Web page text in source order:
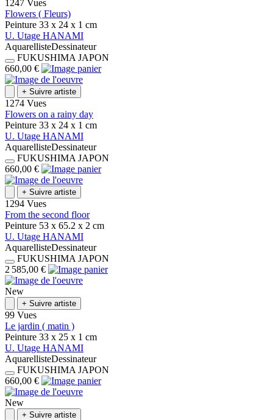
1247 Vues
Flowers ( Fleurs)
Peinture 33 x 24 x 1 cm
U. Utage HANAMI
AquarellisteDessinateur
FUKUSHIMA JAPON
660,00 €
+ Suivre artiste
1274 Vues
Flowers on a rainy day
Peinture 33 x 24 x 1 cm
U. Utage HANAMI
AquarellisteDessinateur
FUKUSHIMA JAPON
660,00 €
+ Suivre artiste
1294 Vues
From the second floor
Peinture 53 x 65.2 x 2 cm
U. Utage HANAMI
AquarellisteDessinateur
FUKUSHIMA JAPON
2 585,00 €
New
+ Suivre artiste
99 Vues
Le jardin ( matin )
Peinture 33 x 25 x 1 cm
U. Utage HANAMI
AquarellisteDessinateur
FUKUSHIMA JAPON
660,00 €
New
+ Suivre artiste